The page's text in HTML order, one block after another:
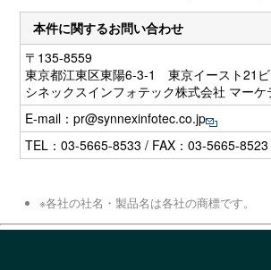
本件に関するお問い合わせ
〒135-8559
東京都江東区東陽6-3-1 東京イースト21
シネックスインフォテック株式会社 マーケ
E-mail：pr@synnexinfotec.co.jp
TEL：03-5665-8533 / FAX：03-5665-8523
※各社の社名・製品名は各社の商標です。